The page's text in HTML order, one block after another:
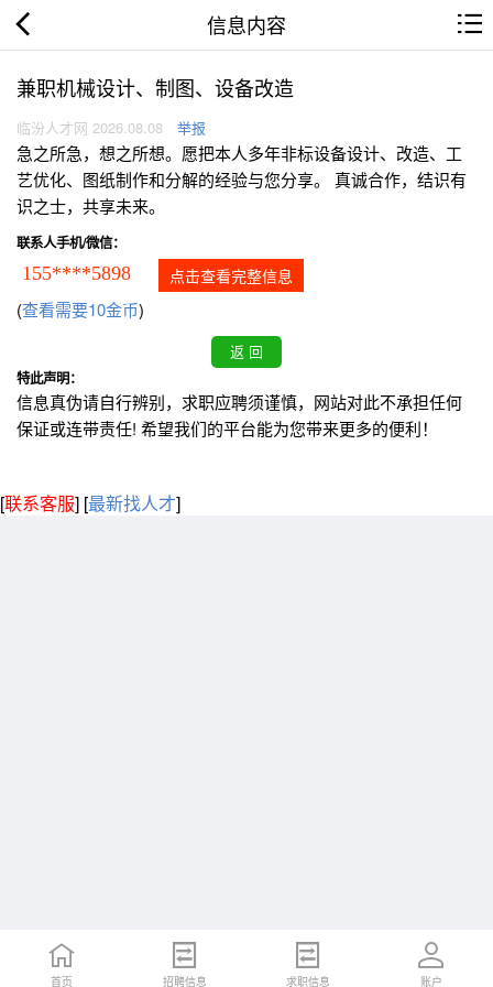
信息内容
兼职机械设计、制图、设备改造
临汾人才网 2026.08.08 举报
急之所急，想之所想。愿把本人多年非标设备设计、改造、工
艺优化、图纸制作和分解的经验与您分享。 真诚合作，结识有
识之士，共享未来。
联系人手机/微信：
155****5898 点击查看完整信息
(查看需要10金币)
特此声明：
信息真伪请自行辨别，求职应聘须谨慎，网站对此不承担任何
保证或连带责任! 希望我们的平台能为您带来更多的便利！
[联系客服] [最新找人才]
首页 招聘信息 求职信息 账户